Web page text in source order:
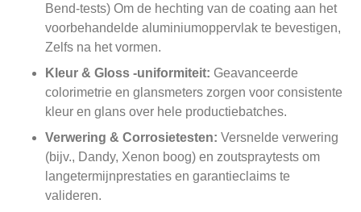
Bend-tests) Om de hechting van de coating aan het
voorbehandelde aluminiumoppervlak te bevestigen,
Zelfs na het vormen.
Kleur & Gloss -uniformiteit: Geavanceerde
colorimetrie en glansmeters zorgen voor consistente
kleur en glans over hele productiebatches.
Verwering & Corrosietesten: Versnelde verwering
(bijv., Dandy, Xenon boog) en zoutspraytests om
langetermijnprestaties en garantieclaims te
valideren.